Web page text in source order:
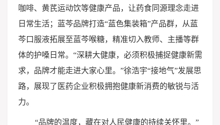
咖啡、黄芪运动饮等健康产品，让药食同源理念走进
日常生活；蓝芩品牌打造“蓝色集装箱”产品群，从蓝
芩口服液拓展至蓝芩喉糖，精准切入教师、主播等群
体的护嗓日常。“深耕大健康，必须积极捕捉健康新需
求，品牌才能走进大家心里。”徐浩宇“接地气”发展思
路，展现了医药企业积极拥抱健康新消费的敏锐与活
力。
“品牌的温度，藏在对人民健康的持续关怀里。”